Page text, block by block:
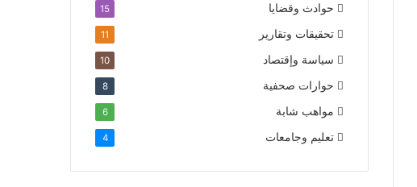
حوادث وقضايا 15
تحقيقات وتقارير 11
سياسة وإقتصاد 10
حوارات صحفية 8
مواهب شابة 6
تعليم وجامعات 4